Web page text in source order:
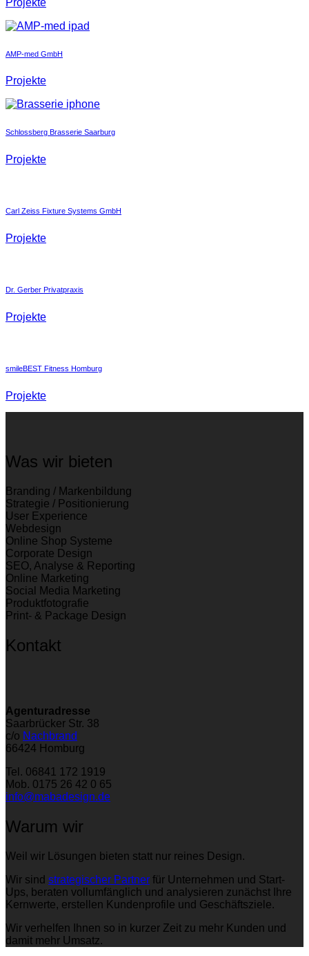
AMP-med GmbH
Projekte
Schlossberg Brasserie Saarburg
Projekte
Carl Zeiss Fixture Systems GmbH
Projekte
Dr. Gerber Privatpraxis
Projekte
smileBEST Fitness Homburg
Projekte
Was wir bieten
Branding / Markenbildung
Strategie / Positionierung
User Experience
Webdesign
Online Shop Systeme
Corporate Design
SEO, Analyse & Reporting
Online Marketing
Social Media Marketing
Produktfotografie
Print- & Package Design
Kontakt
Agenturadresse
Saarbrücker Str. 38
c/o Nachbrand
66424 Homburg
Tel. 06841 172 1919
Mob. 0175 26 42 0 65
info@mabadesign.de
Warum wir
Weil wir Lösungen bieten statt nur reines Design.
Wir sind strategischer Partner für Unternehmen und Start-
Ups, beraten vollumfänglich und analysieren zunächst Ihre
Kernwerte, erstellen Kundenprofile und Geschäftsziele.
Wir verhelfen Ihnen so in kurzer Zeit zu mehr Kunden und
damit mehr Umsatz.